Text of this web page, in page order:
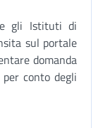
e gli Istituti di
sul portale
domanda
conto degli